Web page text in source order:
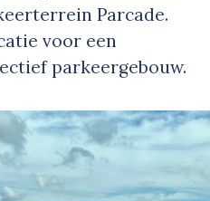
Parcade.
voor een
parkeergebouw.